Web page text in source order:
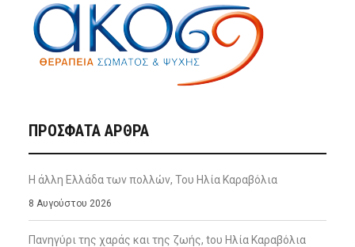
ΠΡΌΣΦΑΤΑ ΆΡΘΡΑ
Η άλλη Ελλάδα των πολλών, Του Ηλία Καραβόλια
8 Αυγούστου 2026
Πανηγύρι της χαράς και της ζωής, tου Ηλία Καραβόλια